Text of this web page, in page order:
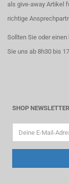
als give-away Artikel
richtige
Sollten Sie oder
Sie uns ab 8h30 bis
SHOP NEWSLETTER